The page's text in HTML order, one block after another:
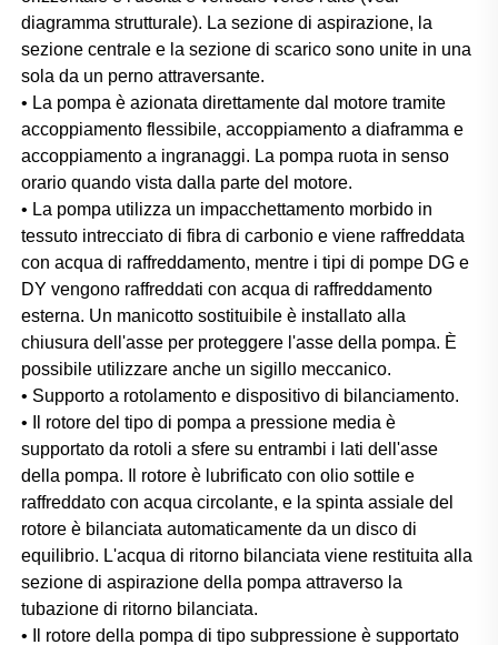
diagramma strutturale). La sezione di aspirazione, la
sezione centrale e la sezione di scarico sono unite in una
sola da un perno attraversante.
• La pompa è azionata direttamente dal motore tramite
accoppiamento flessibile, accoppiamento a diaframma e
accoppiamento a ingranaggi. La pompa ruota in senso
orario quando vista dalla parte del motore.
• La pompa utilizza un impacchettamento morbido in
tessuto intrecciato di fibra di carbonio e viene raffreddata
con acqua di raffreddamento, mentre i tipi di pompe DG e
DY vengono raffreddati con acqua di raffreddamento
esterna. Un manicotto sostituibile è installato alla
chiusura dell'asse per proteggere l'asse della pompa. È
possibile utilizzare anche un sigillo meccanico.
• Supporto a rotolamento e dispositivo di bilanciamento.
• Il rotore del tipo di pompa a pressione media è
supportato da rotoli a sfere su entrambi i lati dell'asse
della pompa. Il rotore è lubrificato con olio sottile e
raffreddato con acqua circolante, e la spinta assiale del
rotore è bilanciata automaticamente da un disco di
equilibrio. L'acqua di ritorno bilanciata viene restituita alla
sezione di aspirazione della pompa attraverso la
tubazione di ritorno bilanciata.
• Il rotore della pompa di tipo subpressione è supportato